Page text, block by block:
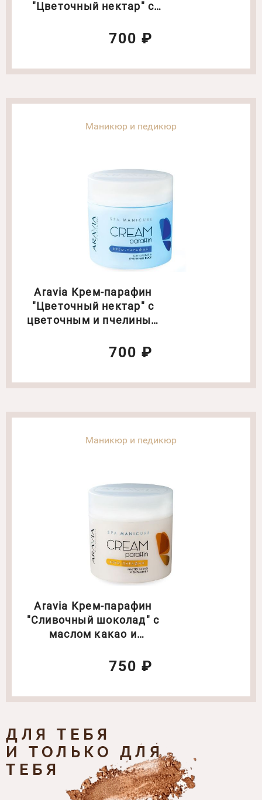
"Цветочный нектар" с
700 ₽
Маникюр и педикюр
Aravia Крем-парафин
"Цветочный нектар" с
цветочным и пчелиным
700 ₽
Маникюр и педикюр
Aravia Крем-парафин
"Сливочный шоколад" с
маслом какао и
750 ₽
ДЛЯ ТЕБЯ
И ТОЛЬКО ДЛЯ
ТЕБЯ